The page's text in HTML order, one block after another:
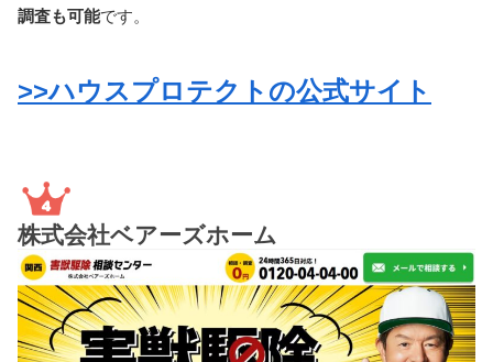
調査も可能です。
>>ハウスプロテクトの公式サイト
株式会社ベアーズホーム